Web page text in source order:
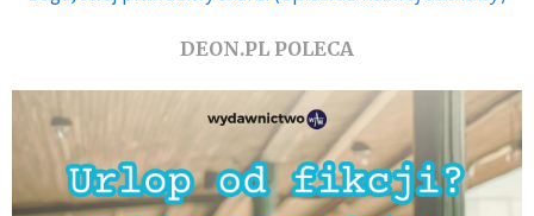
DEON.PL POLECA